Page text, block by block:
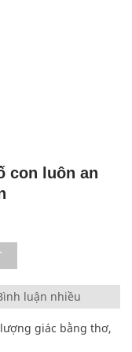
con luôn an
luận nhiều
giác bằng thơ,